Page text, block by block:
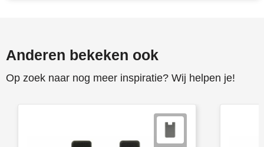
Anderen bekeken ook
Op zoek naar nog meer inspiratie? Wij helpen je!